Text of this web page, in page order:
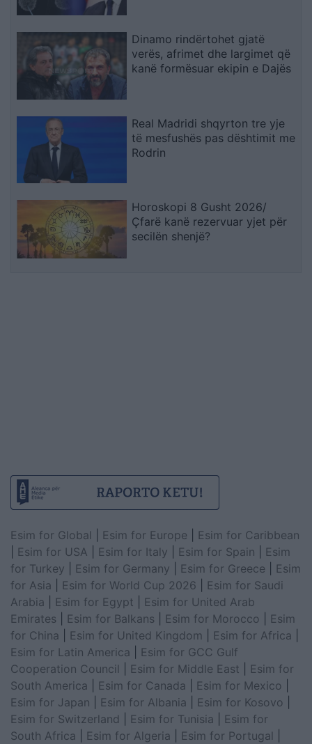
Dinamo rindërtohet gjatë
verës, afrimet dhe largimet që
kanë formësuar ekipin e Dajës
Real Madridi shqyrton tre yje
të mesfushës pas dështimit me
Rodrin
Horoskopi 8 Gusht 2026/
Çfarë kanë rezervuar yjet për
secilën shenjë?
Esim for Global Esim for Europe
Esim for Caribbean
Esim for USA Esim for Italy Esim for Spain
Esim
for Turkey
Esim for Germany Esim for Greece
Esim
for Asia
Esim for World Cup 2026
Esim for Saudi
Arabia
Esim for Egypt
Esim for United Arab
Emirates
Esim for Balkans Esim for Morocco
Esim
for China
Esim for United Kingdom Esim for Africa
Esim for Latin America
Esim for GCC Gulf
Cooperation Council
Esim for Middle East
Esim for
South America
Esim for Canada Esim for Mexico
Esim for Japan
Esim for Albania Esim for Kosovo
Esim for Switzerland
Esim for Tunisia
Esim for
South Africa
Esim for Algeria Esim for Portugal